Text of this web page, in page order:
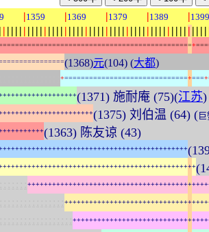
|1359 |1369 |1379 |1389 |1399
| | | | | | | | | | | | | | | | | | | | | | | | | | | | | | | | | | | | | | | | | | | | | | | | | | |
==============================================+===
===============(1368)元(104) (大都)
+==============================+===+
++++++++++++++++++(1371) 施耐庵 (75)(江苏)
++++++++++++++++++++++(1375) 刘伯温 (64) (
++++++++++(1363) 陈友谅 (43)
+++++++++++++++++++++++++++++++++++++++++++++
+++++++++++++++++++++++++++++++++++++++++++++++
++++++++++++++++++++++++++++++++++++++++++++
+++++++++++++++++++++++++++++++++++
+++++++++++++++++++++++++++++++++